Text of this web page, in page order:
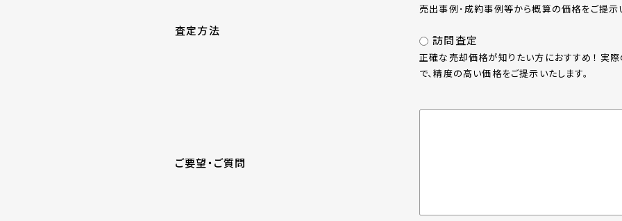
査定方法
売出事例･成約事例等から概算の価格をご提示
訪問査定
正確な売却価格が知りたい方におすすめ！ 実
で、精度の高い価格をご提示いたします。
ご要望・ご質問